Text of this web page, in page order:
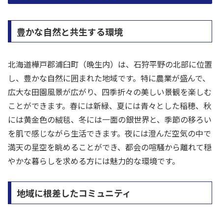
豊かな自然と共生する環境
北海道樺戸郡浦臼町（晩生内）は、石狩平野の北部に位置
し、豊かな自然に囲まれた地域です。特に農業が盛んで、
広大な田園風景が広がり、四季折々の美しい景観を楽しむ
ことができます。春には新緑、夏には青々とした稲穂、秋
には黄金色の絨毯、冬には一面の銀世界と、季節の移ろい
を肌で感じながら生活できます。夜には澄んだ空気の中で
満天の星空を眺めることができ、都会の喧騒から離れて穏
やかな暮らしを求める方には魅力的な環境です。
地域に根差したコミュニティ